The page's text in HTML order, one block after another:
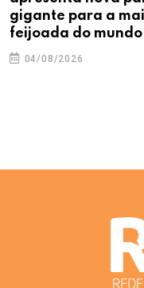
gigante para a
feijoada do mundo
04/08/2026